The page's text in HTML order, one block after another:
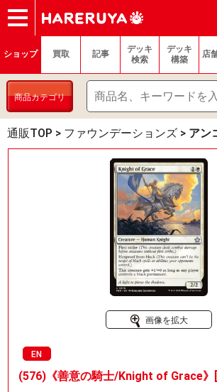
ショップ
買取
記事
デッキ検索
デッキ構築
選手一覧
店舗一覧
イベント
ヘルプ
お問い合わせ ログイン／会員登録
マイページ
ショップ 買取 記事
デッキ
検索
デッキ
構築
店
商品カテゴリ
通販TOP > ファウンデーションズ > アン
画像を拡大
EN
(576)《善意の騎士/Knight of Grace》